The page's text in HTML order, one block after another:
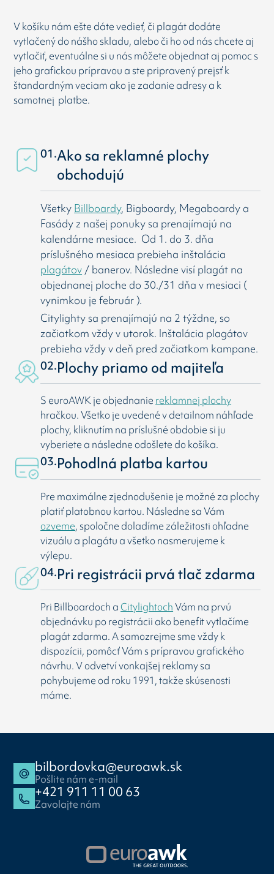
V košíku nám ešte dáte vedieť, či plagát dodáte
vytlačený do nášho skladu, alebo či ho od nás chcete aj
vytlačiť, eventuálne si u nás môžete objednat aj pomoc s
jeho grafickou prípravou a ste pripravený prejsť k
štandardným veciam ako je zadanie adresy a k
samotnej platbe.
01.Ako sa reklamné plochy
obchodujú
Všetky Billboardy, Bigboardy, Megaboardy a
Fasády z našej ponuky sa prenajímajú na
kalendárne mesiace. Od 1. do 3. dňa
príslušného mesiaca prebieha inštalácia
plagátov / banerov. Následne visí plagát na
objednanej ploche do 30./31 dňa v mesiaci (
vynimkou je február ).
Citylighty sa prenajímajú na 2 týždne, so
začiatkom vždy v utorok. Inštalácia plagátov
prebieha vždy v deň pred začiatkom kampane.
02.Plochy priamo od majiteľa
S euroAWK je objednanie reklamnej plochy
hračkou. Všetko je uvedené v detailnom náhľade
plochy, kliknutím na príslušné obdobie si ju
vyberiete a následne odošlete do košíka.
03.Pohodlná platba kartou
Pre maximálne zjednodušenie je možné za plochy
platiť platobnou kartou. Následne sa Vám
ozveme, spoločne doladíme záležitosti ohľadne
vizuálu a plagátu a všetko nasmerujeme k
výlepu.
04.Pri registrácii prvá tlač zdarma
Pri Billboardoch aCitylightochVám na prvú
objednávku po registrácii ako benefit vytlačíme
plagát zdarma. A samozrejme sme vždy k
dispozícii, pomôcť Vám s prípravou grafického
návrhu. V odvetví vonkajšej reklamy sa
pohybujeme od roku 1991, takže skúsenosti
máme.
bilbordovka@euroawk.sk
Pošlite nám e-mail
+421 911 11 00 63
Zavolajte nám